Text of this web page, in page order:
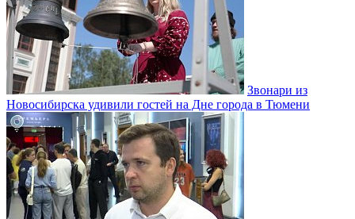
Звонари из
Новосибирска удивили гостей на Дне города в Тюмени